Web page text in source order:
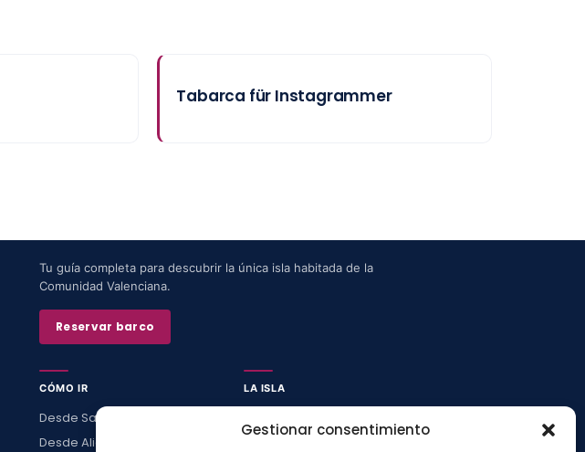
Gestionar consentimiento
Tabarca für Instagrammer
Tu guía completa para descubrir la única isla habitada de la
Comunidad Valenciana.
Reservar barco
CÓMO IR
Desde Santa Pola
Desde Alicante
LA ISLA